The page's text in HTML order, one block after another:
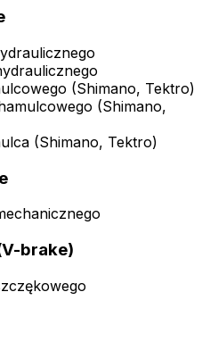
(Shimano, Tektro)
(Shimano,
(Shimano, Tektro)
brake)